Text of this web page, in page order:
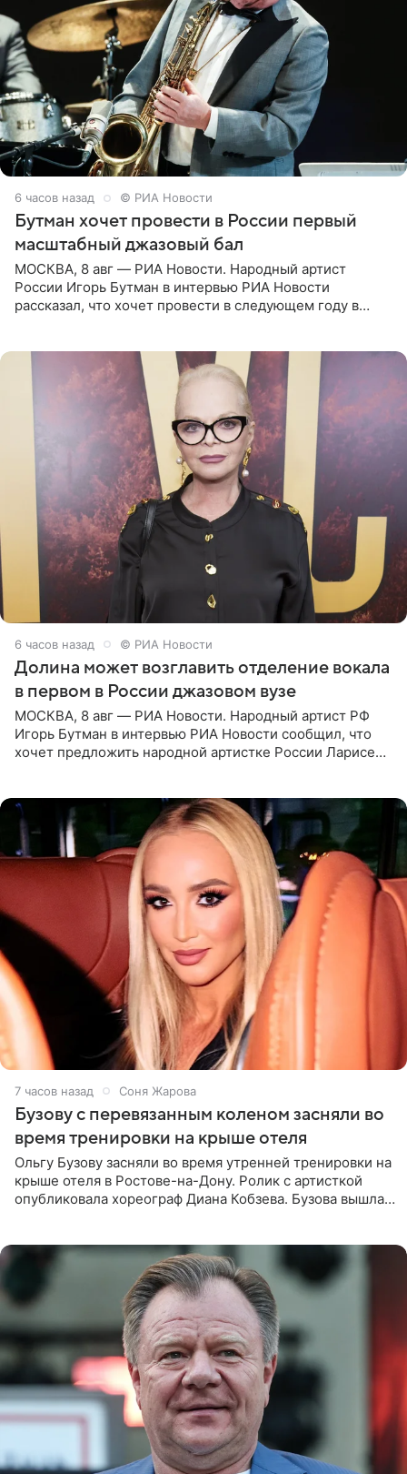
6 часов назад © РИА Новости
Бутман хочет провести в России первый
масштабный джазовый бал
МОСКВА, 8 авг — РИА Новости. Народный артист
России Игорь Бутман в интервью РИА Новости
рассказал, что хочет провести в следующем году в
6 часов назад © РИА Новости
Долина может возглавить отделение вокала
в первом в России джазовом вузе
МОСКВА, 8 авг — РИА Новости. Народный артист РФ
Игорь Бутман в интервью РИА Новости сообщил, что
хочет предложить народной артистке России Ларисе
7 часов назад Соня Жарова
Бузову с перевязанным коленом засняли во
время тренировки на крыше отеля
Ольгу Бузову засняли во время утренней тренировки на
крыше отеля в Ростове-на-Дону. Ролик с артисткой
опубликовала хореограф Диана Кобзева. Бузова вышла